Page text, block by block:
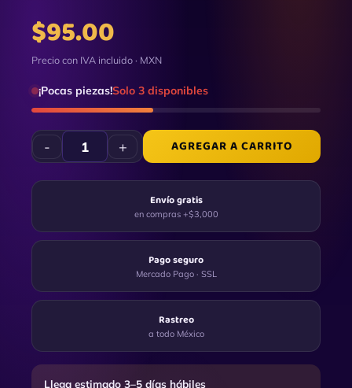
$95.00
Precio con IVA incluido · MXN
¡Pocas piezas!Solo 3 disponibles
- + AGREGAR A CARRITO
Envío gratis
en compras +$3,000
Pago seguro
Mercado Pago · SSL
Rastreo
a todo México
Llega estimado 3–5 días hábiles